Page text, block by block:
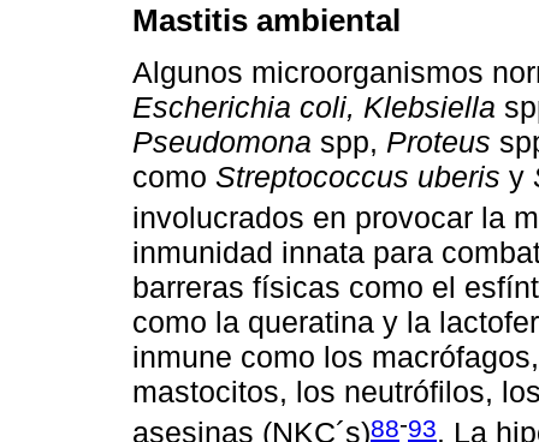
Mastitis ambiental
Algunos microorganismos
Escherichia coli, Klebsiella
Pseudomona spp, Proteus
como Streptococcus uberis y
involucrados en provocar la
inmunidad innata para
barreras físicas como el
como la queratina y la
inmune como los
mastocitos, los neutrófilos,
asesinas (NKC´s)88-93. La